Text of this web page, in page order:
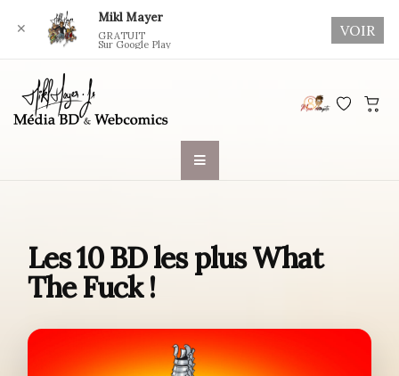
Les 10 BD les plus What
The Fuck !
✕
Mikl Mayer
GRATUIT
Sur Google Play
VOIR